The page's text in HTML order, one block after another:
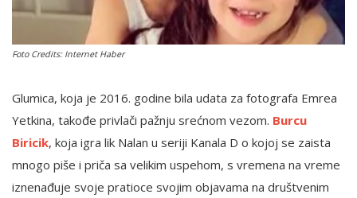
Foto Credits: Internet Haber
Glumica, koja je 2016. godine bila udata za fotografa Emrea
Yetkina, takođe privlači pažnju srećnom vezom. Burcu
Biricik, koja igra lik Nalan u seriji Kanala D o kojoj se zaista
mnogo piše i priča sa velikim uspehom, s vremena na vreme
iznenađuje svoje pratioce svojim objavama na društvenim